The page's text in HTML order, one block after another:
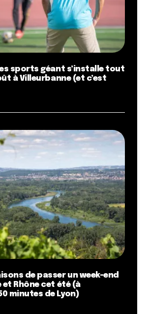
sports géant s’installe tout
à Villeurbanne (et c’est
de passer un week-end
et Rhône cet été (à
minutes de Lyon)